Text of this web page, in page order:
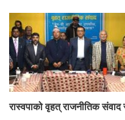
रास्वपाको वृहत् राजनीतिक